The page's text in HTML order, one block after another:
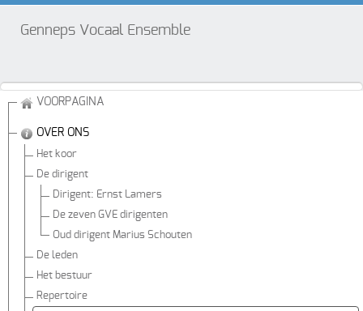
Genneps Vocaal Ensemble
VOORPAGINA
OVER ONS
Het koor
De dirigent
Dirigent: Ernst Lamers
De zeven GVE dirigenten
Oud dirigent Marius Schouten
De leden
Het bestuur
Repertoire